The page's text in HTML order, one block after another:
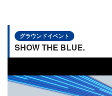
グラウンドイベント
SHOW THE BLUE.